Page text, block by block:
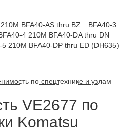
BFA40-AS thru BZ
BFA40-3
4 210M BFA40-DA thru DN
5 210M BFA40-DP thru ED (DH635)
по спецтехнике и узлам
VE2677 по
Komatsu